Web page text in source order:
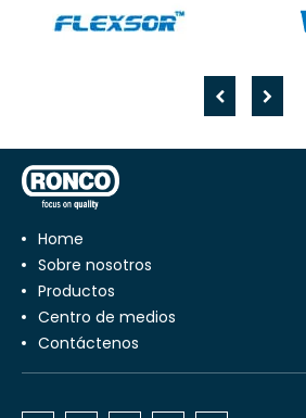
Home
Sobre nosotros
Productos
Centro de medios
Contáctenos